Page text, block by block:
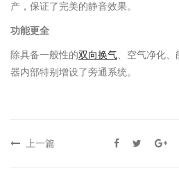
产，保证了完美的静音效果。
功能更全
除具备一般性的双向换气 、空气净化
器内部特别增设了旁通系统。
上一篇